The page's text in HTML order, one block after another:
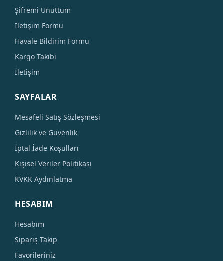
Şifremi Unuttum
İletişim Formu
Havale Bildirim Formu
Kargo Takibi
İletişim
SAYFALAR
Mesafeli Satış Sözleşmesi
Gizlilik ve Güvenlik
İptal İade Koşulları
Kişisel Veriler Politikası
KVKK Aydınlatma
HESABIM
Hesabım
Sipariş Takip
Favorileriniz